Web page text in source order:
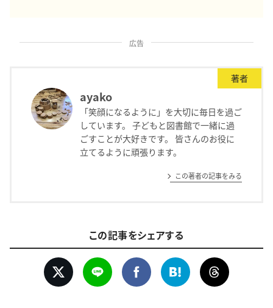
広告
著者
ayako
「笑顔になるように」を大切に毎日を過ご
しています。 子どもと図書館で一緒に過
ごすことが大好きです。 皆さんのお役に
立てるように頑張ります。
この著者の記事をみる
この記事をシェアする